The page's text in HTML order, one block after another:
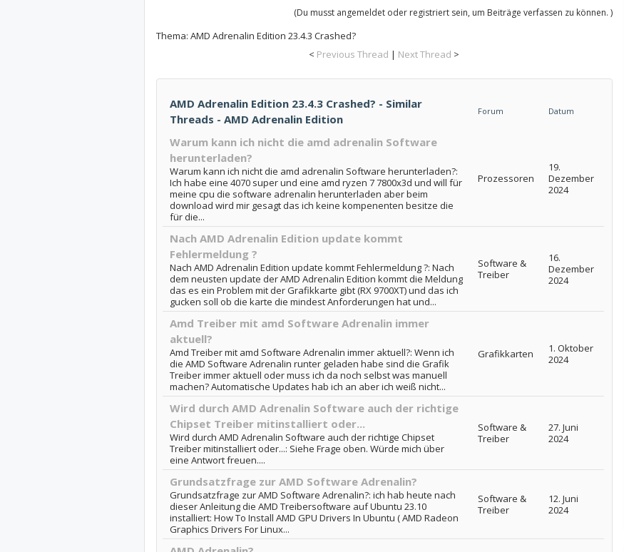
(Du musst angemeldet oder registriert sein, um Beiträge verfassen zu können. )
Thema: AMD Adrenalin Edition 23.4.3 Crashed?
< Previous Thread | Next Thread >
AMD Adrenalin Edition 23.4.3 Crashed? - Similar
Threads - AMD Adrenalin Edition
Forum Datum
Warum kann ich nicht die amd adrenalin Software
herunterladen?
Warum kann ich nicht die amd adrenalin Software herunterladen?:
Ich habe eine 4070 super und eine amd ryzen 7 7800x3d und will für
meine cpu die software adrenalin herunterladen aber beim
download wird mir gesagt das ich keine kompenenten besitze die
für die...
Prozessoren
19.
Dezember
2024
Nach AMD Adrenalin Edition update kommt
Fehlermeldung ?
Nach AMD Adrenalin Edition update kommt Fehlermeldung ?: Nach
dem neusten update der AMD Adrenalin Edition kommt die Meldung
das es ein Problem mit der Grafikkarte gibt (RX 9700XT) und das ich
gucken soll ob die karte die mindest Anforderungen hat und...
Software &
Treiber
16.
Dezember
2024
Amd Treiber mit amd Software Adrenalin immer
aktuell?
Amd Treiber mit amd Software Adrenalin immer aktuell?: Wenn ich
die AMD Software Adrenalin runter geladen habe sind die Grafik
Treiber immer aktuell oder muss ich da noch selbst was manuell
machen? Automatische Updates hab ich an aber ich weiß nicht...
Grafikkarten
1. Oktober
2024
Wird durch AMD Adrenalin Software auch der richtige
Chipset Treiber mitinstalliert oder...
Wird durch AMD Adrenalin Software auch der richtige Chipset
Treiber mitinstalliert oder...: Siehe Frage oben. Würde mich über
eine Antwort freuen....
Software &
Treiber
27. Juni
2024
Grundsatzfrage zur AMD Software Adrenalin?
Grundsatzfrage zur AMD Software Adrenalin?: ich hab heute nach
dieser Anleitung die AMD Treibersoftware auf Ubuntu 23.10
installiert: How To Install AMD GPU Drivers In Ubuntu ( AMD Radeon
Graphics Drivers For Linux...
Software &
Treiber
12. Juni
2024